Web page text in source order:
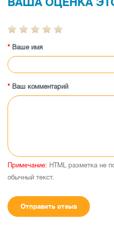
Ваше имя
Ваш комментарий
Примечание: HTML разметка не
обычный текст.
Отправить отзыв